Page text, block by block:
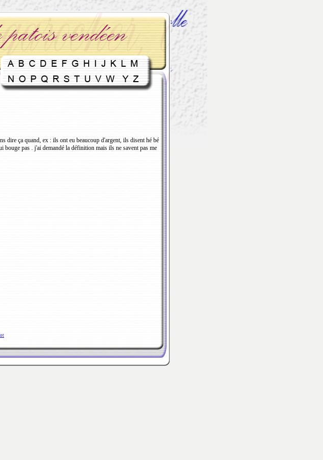
dire ça quand, ex : ils ont eu beaucoup d'argent, ils disent hé bé
bouge pas . j'ai demandé la définition mais ils ne savent pas me